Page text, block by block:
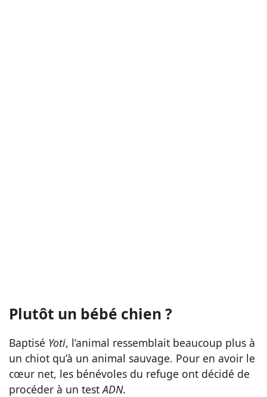
Plutôt un bébé chien ?
Baptisé Yoti, l’animal ressemblait beaucoup plus à
un chiot qu’à un animal sauvage. Pour en avoir le
cœur net, les bénévoles du refuge ont décidé de
procéder à un testADN.